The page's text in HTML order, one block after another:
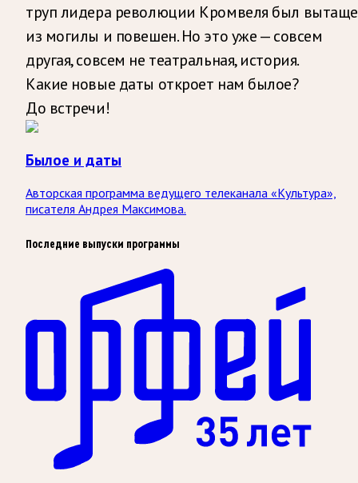
труп лидера революции Кромвеля был
из могилы и повешен. Но это уже — совсем
другая, совсем не театральная, история.
Какие новые даты откроет нам былое?
До встречи!
Былое и даты
Авторская программа ведущего телеканала «Культура»,
писателя Андрея Максимова.
Последние выпуски программы